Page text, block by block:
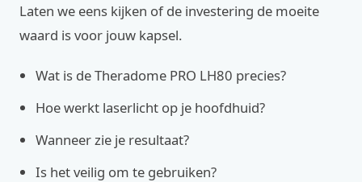
Laten we eens kijken of de investering de moeite
waard is voor jouw kapsel.
Wat is de Theradome PRO LH80 precies?
Hoe werkt laserlicht op je hoofdhuid?
Wanneer zie je resultaat?
Is het veilig om te gebruiken?